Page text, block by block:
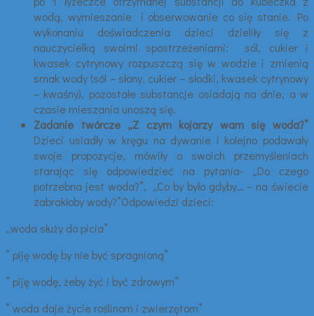
wodą, wymieszanie i obserwowanie co się stanie. Po
wykonaniu doświadczenia dzieci dzieliły się z
nauczycielką swoimi spostrzeżeniami: sól, cukier i
kwasek cytrynowy rozpuszczą się w wodzie i zmienią
smak wody (sól – słony, cukier – słodki, kwasek cytrynowy
– kwaśny), pozostałe substancje osiadają na dnie, a w
czasie mieszania unoszą się.
Zadanie twórcze „Z czym kojarzy wam się woda?”
Dzieci usiadły w kręgu na dywanie i kolejno podawały
swoje propozycje, mówiły o swoich przemyśleniach
starając się odpowiedzieć na pytania- „Do czego
potrzebna jest woda?”, „Co by było gdyby… – na świecie
zabrakłoby wody?”Odpowiedzi dzieci:
„woda służy do picia”
” piję wodę by nie być spragnioną”
” piję wodę, żeby żyć i być zdrowym”
” woda daje życie roślinom i zwierzętom”